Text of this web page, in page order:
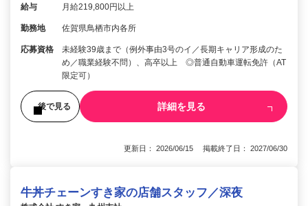
給与 月給219,800円以上
勤務地 佐賀県鳥栖市内各所
応募資格
未経験39歳まで（例外事由3号のイ／長期キャリア形成のた
め／職業経験不問）、高卒以上 ◎普通自動車運転免許（AT
限定可）
後で見る 詳細を見る
更新日： 2026/06/15 掲載終了日： 2027/06/30
牛丼チェーンすき家の店舗スタッフ／深夜